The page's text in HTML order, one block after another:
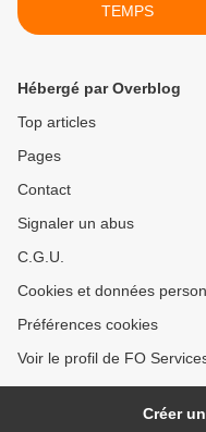
TEMPS
Hébergé par Overblog
Top articles
Pages
Contact
Signaler un abus
C.G.U.
Cookies et données
Préférences cookies
Voir le profil de FO
Créer